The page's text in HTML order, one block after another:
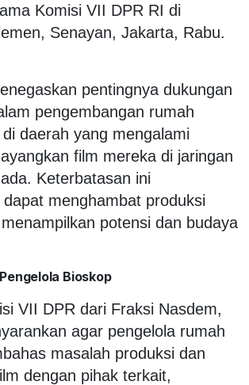
Komisi VII DPR RI di
Senayan, Jakarta, Rabu.
pentingnya dukungan
pengembangan rumah
daerah yang mengalami
film mereka di jaringan
Keterbatasan ini
menghambat produksi
potensi dan budaya
Bioskop
VII DPR dari Fraksi Nasdem,
agar pengelola rumah
masalah produksi dan
dengan pihak terkait,